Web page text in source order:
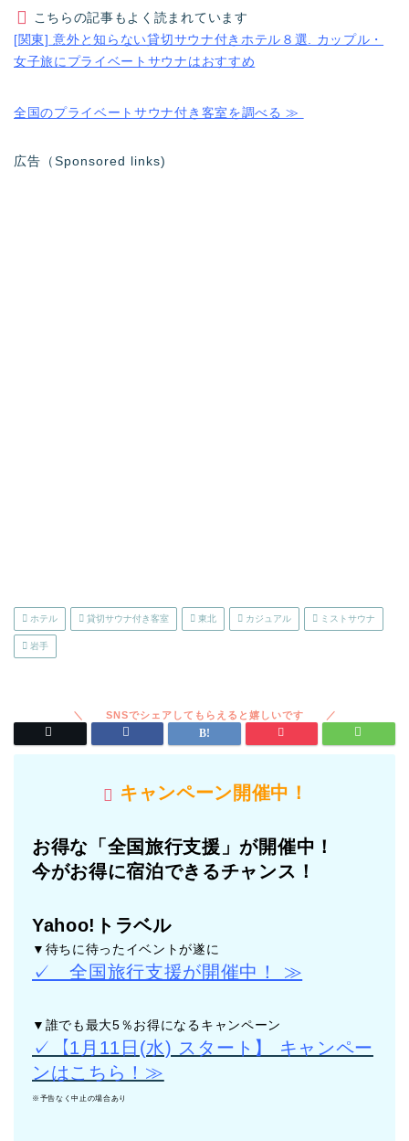
こちらの記事もよく読まれています
[関東] 意外と知らない貸切サウナ付きホテル８選. カップル・
女子旅にプライベートサウナはおすすめ
全国のプライベートサウナ付き客室を調べる ≫
広告（Sponsored links)
ホテル 貸切サウナ付き客室 東北 カジュアル ミストサウナ
岩手
キャンペーン開催中！
お得な「全国旅行支援」が開催中！
今がお得に宿泊できるチャンス！
Yahoo!トラベル
▼待ちに待ったイベントが遂に
✓ 全国旅行支援が開催中！ ≫
▼誰でも最大5％お得になるキャンペーン
✓【1月11日(水) スタート】 キャンペー
ンはこちら！≫
※予告なく中止の場合あり